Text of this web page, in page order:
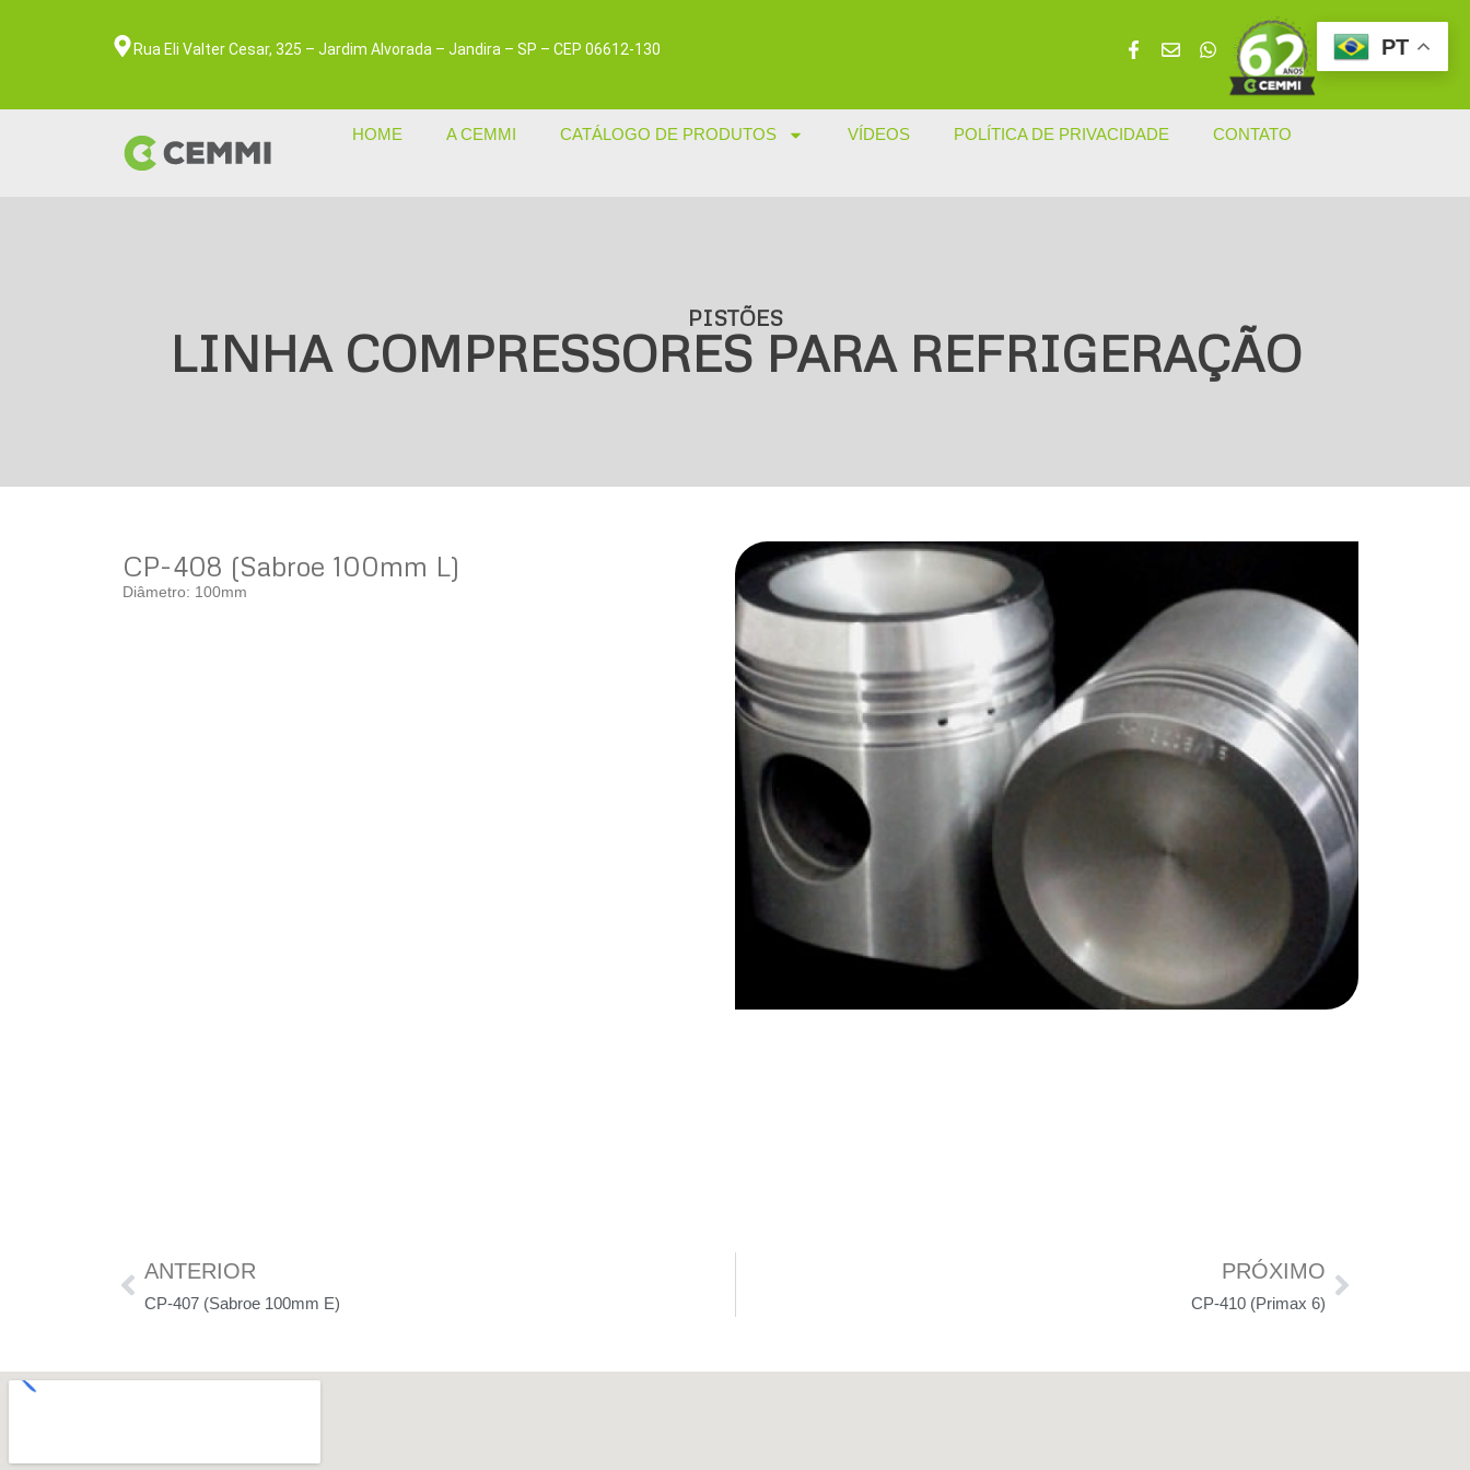
Rua Eli Valter Cesar, 325 – Jardim Alvorada – Jandira – SP – CEP 06612-130
HOME A CEMMI CATÁLOGO DE PRODUTOS VÍDEOS POLÍTICA DE PRIVACIDADE CONTATO
PISTÕES
LINHA COMPRESSORES PARA REFRIGERAÇÃO
CP-408 (Sabroe 100mm L)
Diâmetro: 100mm
ANTERIOR
CP-407 (Sabroe 100mm E)
PRÓXIMO
CP-410 (Primax 6)
PT